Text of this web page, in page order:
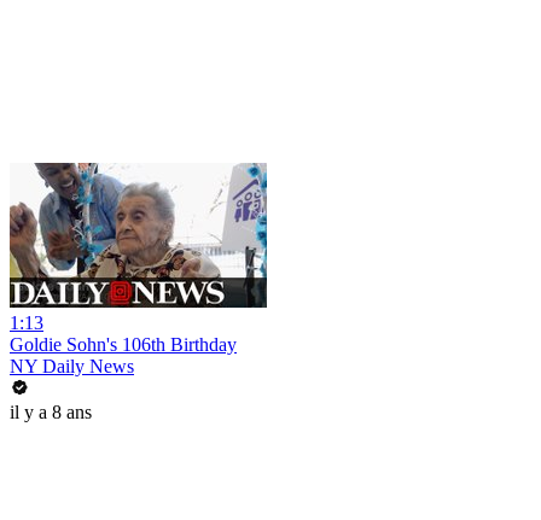
1:13
Goldie Sohn's 106th Birthday
NY Daily News
il y a 8 ans